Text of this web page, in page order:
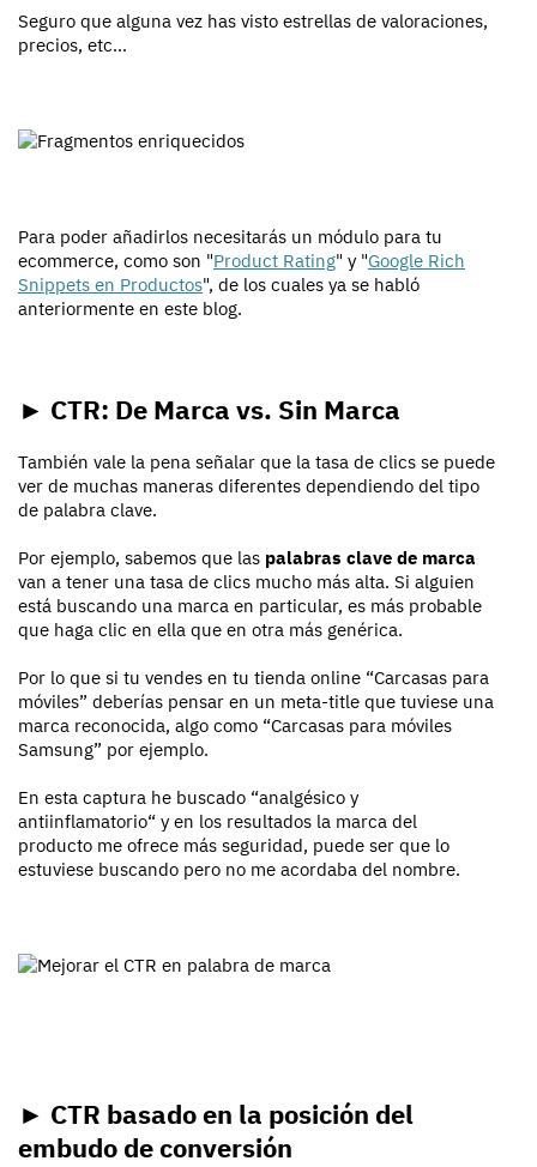
Seguro que alguna vez has visto estrellas de valoraciones,
precios, etc…
Para poder añadirlos necesitarás un módulo para tu
ecommerce, como son "Product Rating" y "Google Rich
Snippets en Productos", de los cuales ya se habló
anteriormente en este blog.
► CTR: De Marca vs. Sin Marca
También vale la pena señalar que la tasa de clics se puede
ver de muchas maneras diferentes dependiendo del tipo
de palabra clave.
Por ejemplo, sabemos que las palabras clave de marca
van a tener una tasa de clics mucho más alta. Si alguien
está buscando una marca en particular, es más probable
que haga clic en ella que en otra más genérica.
Por lo que si tu vendes en tu tienda online “Carcasas para
móviles” deberías pensar en un meta-title que tuviese una
marca reconocida, algo como “Carcasas para móviles
Samsung” por ejemplo.
En esta captura he buscado “analgésico y
antiinflamatorio“ y en los resultados la marca del
producto me ofrece más seguridad, puede ser que lo
estuviese buscando pero no me acordaba del nombre.
► CTR basado en la posición del
embudo de conversión